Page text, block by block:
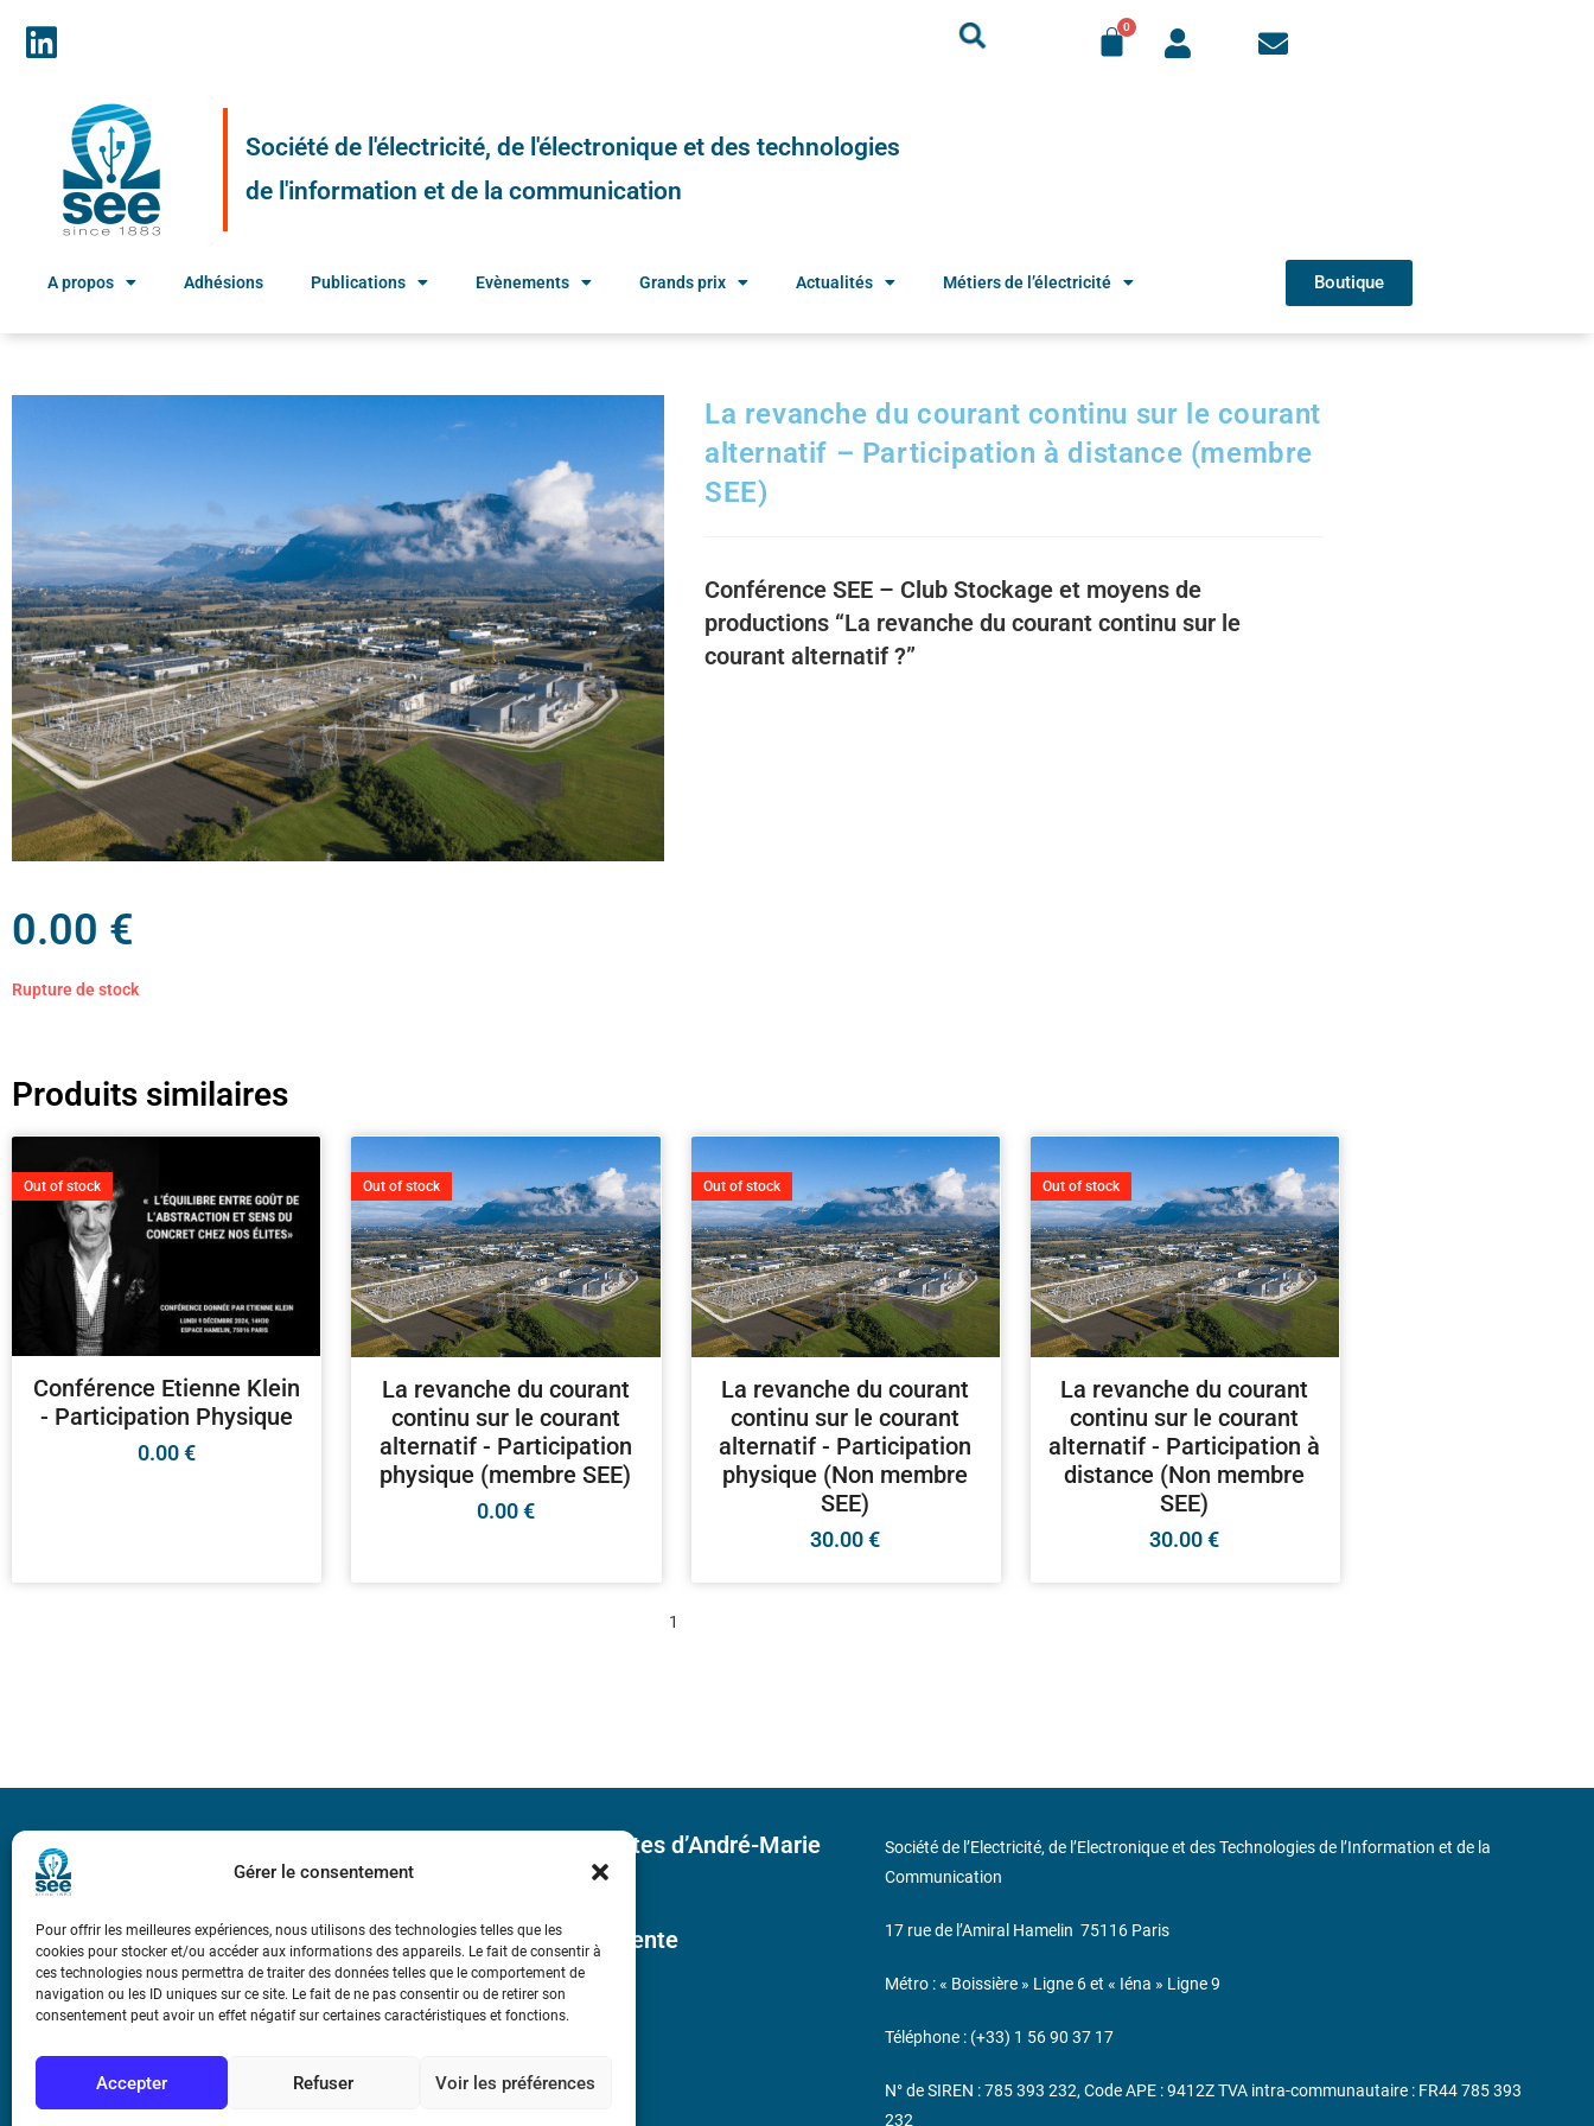
Gérer le consentement
Pour offrir les meilleures expériences, nous utilisons des technologies telles que les
cookies pour stocker et/ou accéder aux informations des appareils. Le fait de consentir à
ces technologies nous permettra de traiter des données telles que le comportement de
navigation ou les ID uniques sur ce site. Le fait de ne pas consentir ou de retirer son
consentement peut avoir un effet négatif sur certaines caractéristiques et fonctions.
Accepter Refuser Voir les préférences
Société de l'électricité, de l'électronique et des technologies
de l'information et de la communication
A propos Adhésions Publications Evènements Grands prix Actualités Métiers de l’électricité Boutique
0.00 €
Rupture de stock
La revanche du courant continu sur le courant
alternatif – Participation à distance (membre
SEE)
Conférence SEE – Club Stockage et moyens de
productions “La revanche du courant continu sur le
courant alternatif ?”
Produits similaires
Out of stock
Conférence Etienne Klein
- Participation Physique
0.00€
Out of stock
La revanche du courant
continu sur le courant
alternatif - Participation
physique (membre SEE)
0.00€
Out of stock
La revanche du courant
continu sur le courant
alternatif - Participation
physique (Non membre
SEE)
30.00€
Out of stock
La revanche du courant
continu sur le courant
alternatif - Participation à
distance (Non membre
SEE)
30.00€
1
Bicentenaire des découvertes d’André-Marie
Ampère
Conditions Générales de Vente
Mentions légales
Contact
Société de l’Electricité, de l’Electronique et des Technologies de l’Information et de la
Communication
17 rue de l’Amiral Hamelin 75116 Paris
Métro : « Boissière » Ligne 6 et « Iéna » Ligne 9
Téléphone : (+33) 1 56 90 37 17
N° de SIREN : 785 393 232, Code APE : 9412Z TVA intra-communautaire : FR44 785 393
232